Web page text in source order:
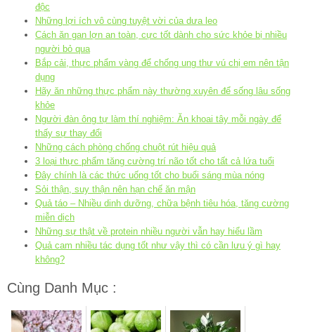
độc
Những lợi ích vô cùng tuyệt vời của dưa leo
Cách ăn gan lợn an toàn, cực tốt dành cho sức khỏe bị nhiều
người bỏ qua
Bắp cải, thực phẩm vàng để chống ung thư vú chị em nên tận
dụng
Hãy ăn những thực phẩm này thường xuyên để sống lâu sống
khỏe
Người đàn ông tự làm thí nghiệm: Ăn khoai tây mỗi ngày để
thấy sự thay đổi
Những cách phòng chống chuột rút hiệu quả
3 loại thực phẩm tăng cường trí não tốt cho tất cả lứa tuổi
Đây chính là các thức uống tốt cho buổi sáng mùa nóng
Sỏi thận, suy thận nên hạn chế ăn mận
Quả táo – Nhiều dinh dưỡng, chữa bệnh tiêu hóa, tăng cường
miễn dịch
Những sự thật về protein nhiều người vẫn hay hiểu lầm
Quả cam nhiều tác dụng tốt như vậy thì có cần lưu ý gì hay
không?
Cùng Danh Mục :